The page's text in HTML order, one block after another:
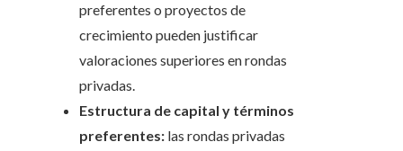
preferentes o proyectos de
crecimiento pueden justificar
valoraciones superiores en rondas
privadas.
Estructura de capital y términos
preferentes: las rondas privadas